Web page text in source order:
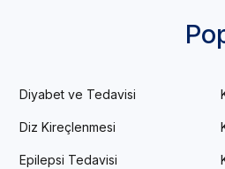
Diyabet ve Tedavisi
Diz Kireçlenmesi
Epilepsi Tedavisi